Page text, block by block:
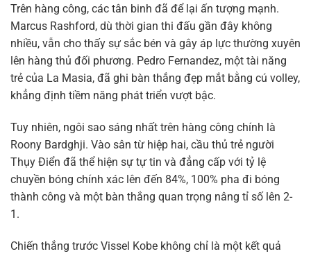
Trên hàng công, các tân binh đã để lại ấn tượng mạnh.
Marcus Rashford, dù thời gian thi đấu gần đây không
nhiều, vẫn cho thấy sự sắc bén và gây áp lực thường xuyên
lên hàng thủ đối phương. Pedro Fernandez, một tài năng
trẻ của La Masia, đã ghi bàn thắng đẹp mắt bằng cú volley,
khẳng định tiềm năng phát triển vượt bậc.
Tuy nhiên, ngôi sao sáng nhất trên hàng công chính là
Roony Bardghji. Vào sân từ hiệp hai, cầu thủ trẻ người
Thụy Điển đã thể hiện sự tự tin và đẳng cấp với tỷ lệ
chuyền bóng chính xác lên đến 84%, 100% pha đi bóng
thành công và một bàn thắng quan trọng nâng tỉ số lên 2-
1.
Chiến thắng trước Vissel Kobe không chỉ là một kết quả